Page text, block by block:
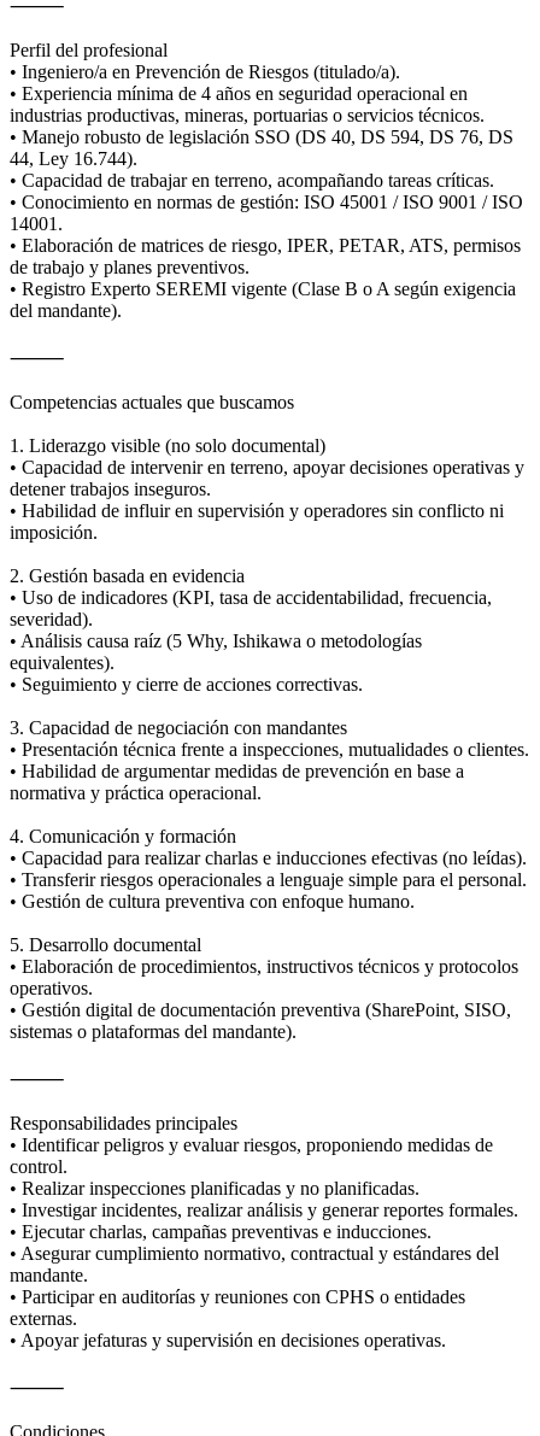
⸻
Perfil del profesional
• Ingeniero/a en Prevención de Riesgos (titulado/a).
• Experiencia mínima de 4 años en seguridad operacional en
industrias productivas, mineras, portuarias o servicios técnicos.
• Manejo robusto de legislación SSO (DS 40, DS 594, DS 76, DS
44, Ley 16.744).
• Capacidad de trabajar en terreno, acompañando tareas críticas.
• Conocimiento en normas de gestión: ISO 45001 / ISO 9001 / ISO
14001.
• Elaboración de matrices de riesgo, IPER, PETAR, ATS, permisos
de trabajo y planes preventivos.
• Registro Experto SEREMI vigente (Clase B o A según exigencia
del mandante).
⸻
Competencias actuales que buscamos
1. Liderazgo visible (no solo documental)
• Capacidad de intervenir en terreno, apoyar decisiones operativas y
detener trabajos inseguros.
• Habilidad de influir en supervisión y operadores sin conflicto ni
imposición.
2. Gestión basada en evidencia
• Uso de indicadores (KPI, tasa de accidentabilidad, frecuencia,
severidad).
• Análisis causa raíz (5 Why, Ishikawa o metodologías
equivalentes).
• Seguimiento y cierre de acciones correctivas.
3. Capacidad de negociación con mandantes
• Presentación técnica frente a inspecciones, mutualidades o clientes.
• Habilidad de argumentar medidas de prevención en base a
normativa y práctica operacional.
4. Comunicación y formación
• Capacidad para realizar charlas e inducciones efectivas (no leídas).
• Transferir riesgos operacionales a lenguaje simple para el personal.
• Gestión de cultura preventiva con enfoque humano.
5. Desarrollo documental
• Elaboración de procedimientos, instructivos técnicos y protocolos
operativos.
• Gestión digital de documentación preventiva (SharePoint, SISO,
sistemas o plataformas del mandante).
⸻
Responsabilidades principales
• Identificar peligros y evaluar riesgos, proponiendo medidas de
control.
• Realizar inspecciones planificadas y no planificadas.
• Investigar incidentes, realizar análisis y generar reportes formales.
• Ejecutar charlas, campañas preventivas e inducciones.
• Asegurar cumplimiento normativo, contractual y estándares del
mandante.
• Participar en auditorías y reuniones con CPHS o entidades
externas.
• Apoyar jefaturas y supervisión en decisiones operativas.
⸻